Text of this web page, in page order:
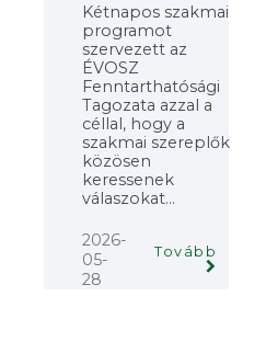
Kétnapos szakmai
programot
szervezett az
ÉVOSZ
Fenntarthatósági
Tagozata azzal a
céllal, hogy a
szakmai szereplők
közösen
keressenek
válaszokat...
2026-
05-
28
Tovább